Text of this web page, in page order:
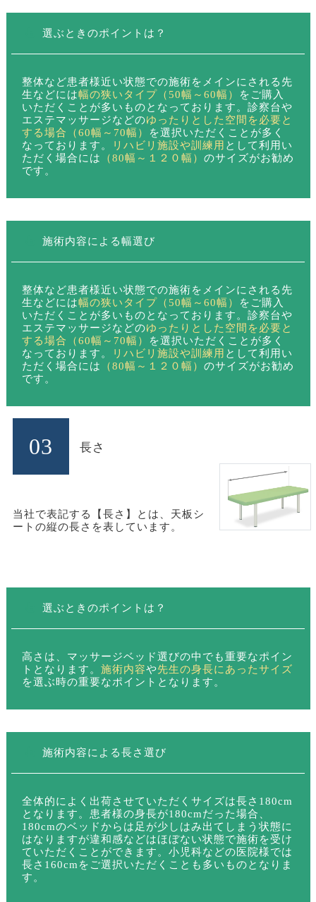
選ぶときのポイントは？
整体など患者様近い状態での施術をメインにされる先
生などには幅の狭いタイプ（50幅～60幅）
をご購入
いただくことが多いものとなっております。診察台や
エステマッサージなどのゆったりとした空間を必要と
する場合（60幅～70幅）
を選択いただくことが多く
なっております。
リハビリ施設や訓練用 として利用い
ただく場合には
（80幅～１２０幅） のサイズがお勧め
です。
施術内容による幅選び
整体など患者様近い状態での施術をメインにされる先
生などには幅の狭いタイプ（50幅～60幅）
をご購入
いただくことが多いものとなっております。診察台や
エステマッサージなどのゆったりとした空間を必要と
する場合（60幅～70幅）
を選択いただくことが多く
なっております。
リハビリ施設や訓練用 として利用い
ただく場合には
（80幅～１２０幅） のサイズがお勧め
です。
03 長さ
当社で表記する【長さ】とは、天板シ
ートの縦の長さを表しています。
選ぶときのポイントは？
高さは、マッサージベッド選びの中でも重要なポイン
トとなります。 施術内容や先生の身長にあったサイズ
を選ぶ時の重要なポイントとなります。
施術内容による長さ選び
全体的によく出荷させていただくサイズは長さ180cm
となります。患者様の身長が180cmだった場合、
180cmのベッドからは足が少しはみ出てしまう状態に
はなりますが違和感などはほぼない状態で施術を受け
ていただくことができます。小児科などの医院様では
長さ160cmをご選択いただくことも多いものとなりま
す。